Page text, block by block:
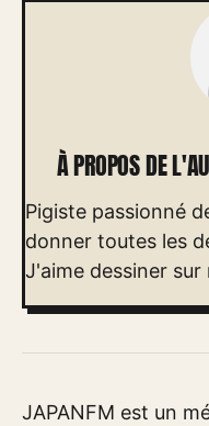
À PROPOS DE
Pigiste passionné
donner toutes les
J'aime dessiner
JAPANFM est un